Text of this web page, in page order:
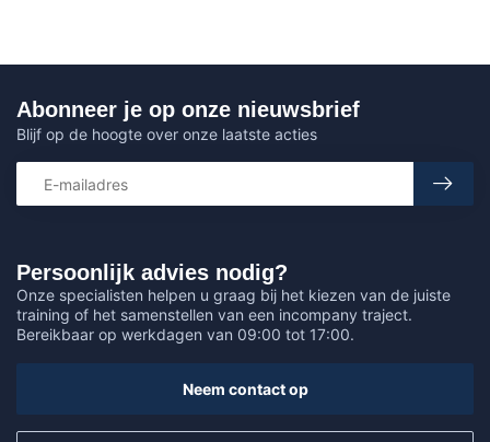
Persoonlijk advies nodig?
Onze specialisten helpen u graag bij het kiezen van de juiste
training of het samenstellen van een incompany traject.
Bereikbaar op werkdagen van 09:00 tot 17:00.
Neem contact op
Abonneer je op onze nieuwsbrief
Blijf op de hoogte over onze laatste acties